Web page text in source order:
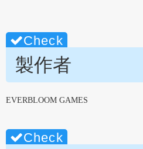
製作者
EVERBLOOM GAMES